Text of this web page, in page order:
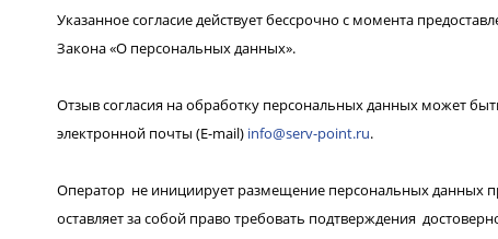
Указанное согласие действует бессрочно с момента
Закона «О персональных данных».
Отзыв согласия на обработку персональных данных может
электронной почты (E-mail) info@serv-point.ru.
Оператор не инициирует размещение персональных данных
оставляет за собой право требовать подтверждения